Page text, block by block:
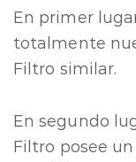
En primer
totalmente
Filtro similar.
En segundo
Filtro posee